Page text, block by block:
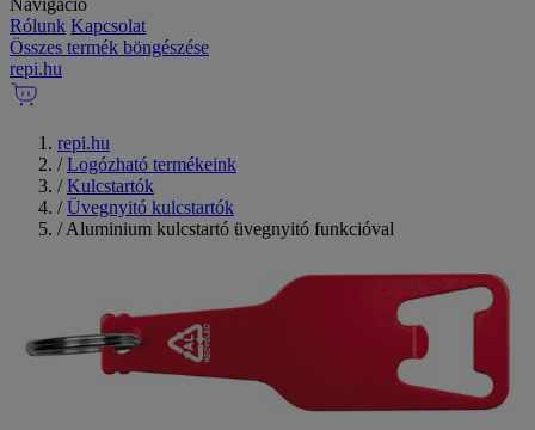
Navigáció
Rólunk Kapcsolat
Összes termék böngészése
repi.hu
repi.hu
/ Logózható termékeink
/ Kulcstartók
/ Üvegnyitó kulcstartók
/Aluminium kulcstartó üvegnyitó funkcióval